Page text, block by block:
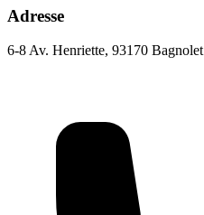
Adresse
6-8 Av. Henriette, 93170 Bagnolet